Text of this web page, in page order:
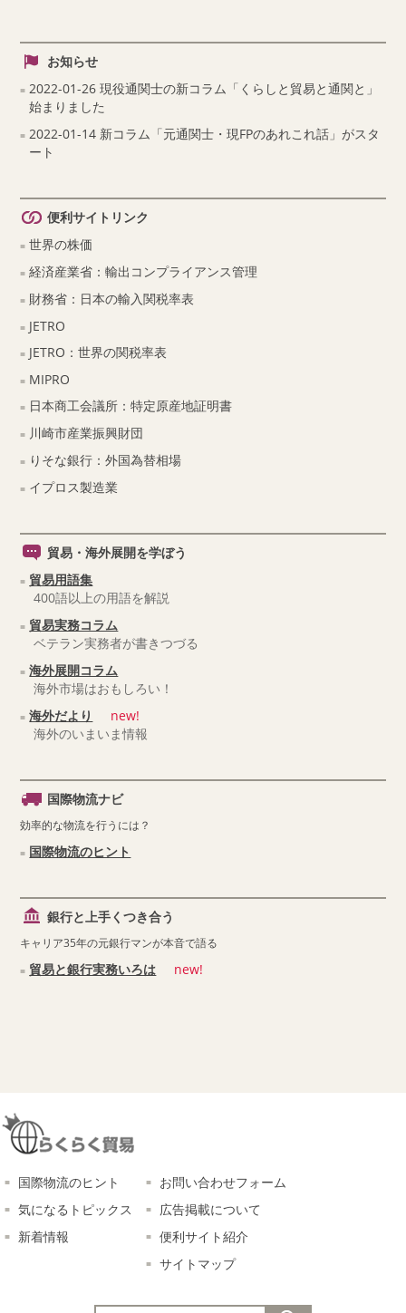
お知らせ
2022-01-26 現役通関士の新コラム「くらしと貿易と通関と」
始まりました
2022-01-14 新コラム「元通関士・現FPのあれこれ話」がスタ
ート
便利サイトリンク
世界の株価
経済産業省：輸出コンプライアンス管理
財務省：日本の輸入関税率表
JETRO
JETRO：世界の関税率表
MIPRO
日本商工会議所：特定原産地証明書
川崎市産業振興財団
りそな銀行：外国為替相場
イプロス製造業
貿易・海外展開を学ぼう
貿易用語集
400語以上の用語を解説
貿易実務コラム
ベテラン実務者が書きつづる
海外展開コラム
海外市場はおもしろい！
海外だより
new!
海外のいまいま情報
国際物流ナビ
効率的な物流を行うには？
国際物流のヒント
銀行と上手くつき合う
キャリア35年の元銀行マンが本音で語る
貿易と銀行実務いろは new!
国際物流のヒント
気になるトピックス
新着情報
お問い合わせフォーム
広告掲載について
便利サイト紹介
サイトマップ